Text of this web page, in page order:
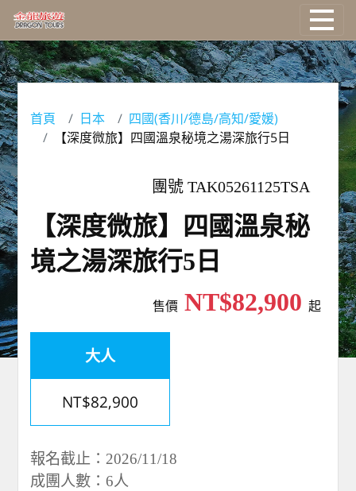
國外旅遊
國際機票
塔克旅遊
主題旅遊
郵輪旅遊
台灣旅遊
首頁 日本
四國(香川/德島/高知/愛媛)
【深度微旅】四國溫泉秘境之湯深旅行5日
團號 TAK05261125TSA
【深度微旅】四國溫泉秘
境之湯深旅行5日
售價NT$82,900 起
大人
NT$82,900
報名截止：2026/11/18
成團人數：6人